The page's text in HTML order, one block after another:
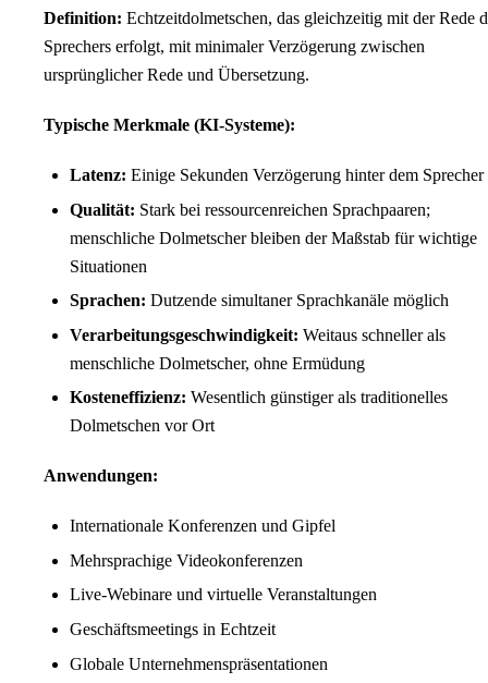
Definition: Echtzeitdolmetschen, das gleichzeitig mit der Rede
Sprechers erfolgt, mit minimaler Verzögerung zwischen
ursprünglicher Rede und Übersetzung.
Typische Merkmale (KI-Systeme):
Latenz: Einige Sekunden Verzögerung hinter dem Sprecher
Qualität: Stark bei ressourcenreichen Sprachpaaren;
menschliche Dolmetscher bleiben der Maßstab für wichtige
Situationen
Sprachen: Dutzende simultaner Sprachkanäle möglich
Verarbeitungsgeschwindigkeit: Weitaus schneller als
menschliche Dolmetscher, ohne Ermüdung
Kosteneffizienz: Wesentlich günstiger als traditionelles
Dolmetschen vor Ort
Anwendungen:
Internationale Konferenzen und Gipfel
Mehrsprachige Videokonferenzen
Live-Webinare und virtuelle Veranstaltungen
Geschäftsmeetings in Echtzeit
Globale Unternehmenspräsentationen